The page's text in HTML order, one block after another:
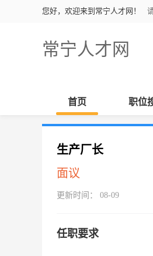
您好，欢迎来到常宁人才网！
常宁人才网
首页 职位
生产厂长
面议
更新时间： 08-09
任职要求